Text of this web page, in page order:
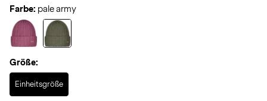
Farbe: pale army
Größe:
Einheitsgröße
Selected